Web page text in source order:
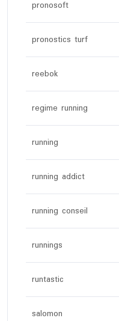
pronosoft
pronostics turf
reebok
regime running
running
running addict
running conseil
runnings
runtastic
salomon